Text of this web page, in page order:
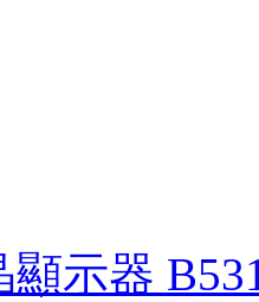
顯示器